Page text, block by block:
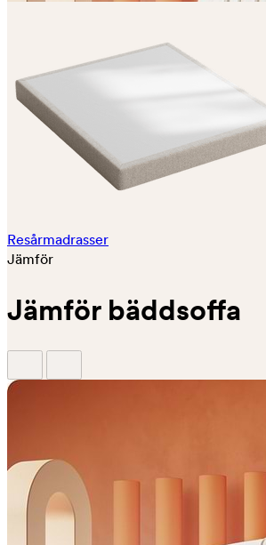
Resårmadrasser
Jämför
Jämför bäddsoffa